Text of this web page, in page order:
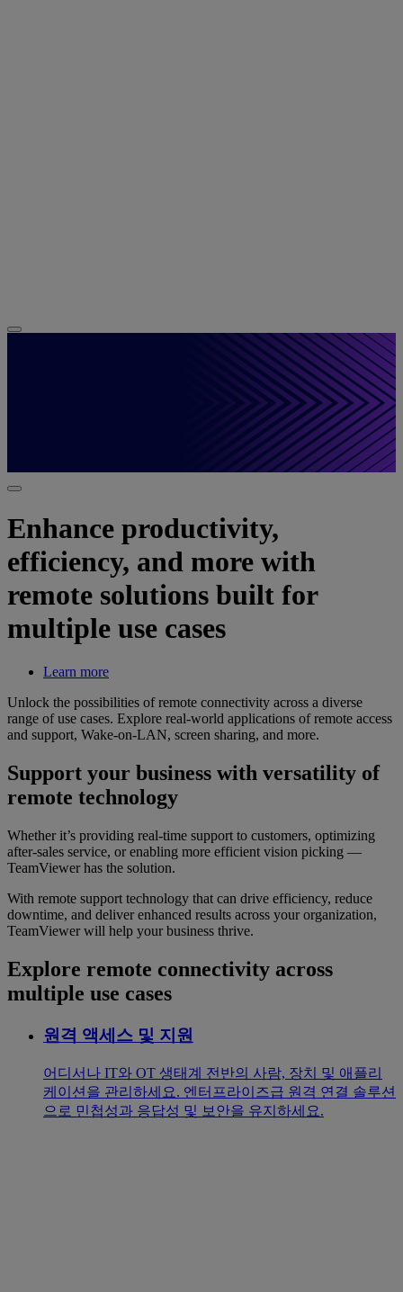
Enhance productivity,
efficiency, and more with
remote solutions built for
multiple use cases
Learn more
Unlock the possibilities of remote connectivity across a diverse
range of use cases. Explore real-world applications of remote access
and support, Wake-on-LAN, screen sharing, and more.
Support your business with versatility of
remote technology
Whether it’s providing real-time support to customers, optimizing
after-sales service, or enabling more efficient vision picking —
TeamViewer has the solution.
With remote support technology that can drive efficiency, reduce
downtime, and deliver enhanced results across your organization,
TeamViewer will help your business thrive.
Explore remote connectivity across
multiple use cases
원격 액세스 및 지원
어디서나 IT와 OT 생태계 전반의 사람, 장치 및 애플리
케이션을 관리하세요. 엔터프라이즈급 원격 연결 솔루션
으로 민첩성과 응답성 및 보안을 유지하세요.